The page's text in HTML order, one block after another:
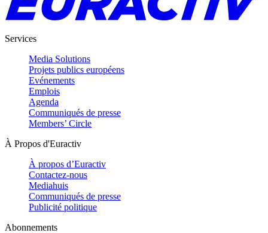
Services
Media Solutions
Projets publics européens
Evénements
Emplois
Agenda
Communiqués de presse
Members’ Circle
À Propos d'Euractiv
À propos d’Euractiv
Contactez-nous
Mediahuis
Communiqués de presse
Publicité politique
Abonnements